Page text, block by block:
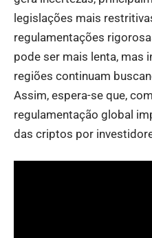
legislações mais
regulamentações
pode ser mais lenta, mas
regiões continuam
Assim, espera-se que,
regulamentação global
das criptos por